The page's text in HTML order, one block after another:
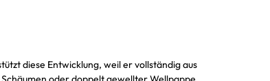
diese Entwicklung, weil er vollständig aus